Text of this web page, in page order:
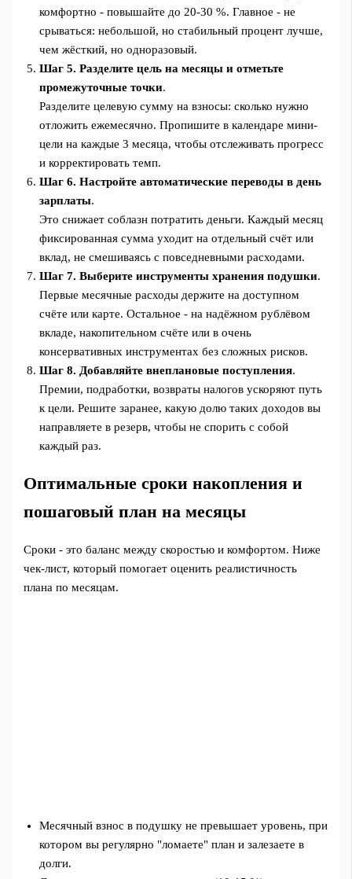
комфортно - повышайте до 20-30 %. Главное - не
срываться: небольшой, но стабильный процент лучше,
чем жёсткий, но одноразовый.
Шаг 5. Разделите цель на месяцы и отметьте
промежуточные точки.
Разделите целевую сумму на взносы: сколько нужно
отложить ежемесячно. Пропишите в календаре мини-
цели на каждые 3 месяца, чтобы отслеживать прогресс
и корректировать темп.
Шаг 6. Настройте автоматические переводы в день
зарплаты.
Это снижает соблазн потратить деньги. Каждый месяц
фиксированная сумма уходит на отдельный счёт или
вклад, не смешиваясь с повседневными расходами.
Шаг 7. Выберите инструменты хранения подушки.
Первые месячные расходы держите на доступном
счёте или карте. Остальное - на надёжном рублёвом
вкладе, накопительном счёте или в очень
консервативных инструментах без сложных рисков.
Шаг 8. Добавляйте внеплановые поступления.
Премии, подработки, возвраты налогов ускоряют путь
к цели. Решите заранее, какую долю таких доходов вы
направляете в резерв, чтобы не спорить с собой
каждый раз.
Оптимальные сроки накопления и
пошаговый план на месяцы
Сроки - это баланс между скоростью и комфортом. Ниже
чек-лист, который помогает оценить реалистичность
плана по месяцам.
Месячный взнос в подушку не превышает уровень, при
котором вы регулярно "ломаете" план и залезаете в
долги.